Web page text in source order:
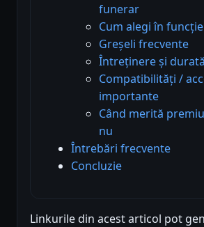
funerar
Cum alegi în
Greșeli frecvente
Întreținere și
Compatibilități /
importante
Când merită
nu
Întrebări frecvente
Concluzie
Linkurile din acest articol pot